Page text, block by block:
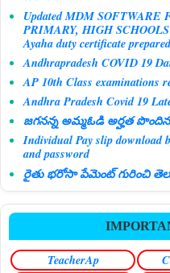
Updated MDM SOFTWARE
PRIMARY, HIGH
Ayaha duty certificate
Andhrapradesh COVID 19
AP 10th Class examinations
Andhra Pradesh Covid 19
జగనన్న అమ్మఓడి అర్హత పొందిన
Individual Pay slip download
and password
రైతు భరోసా పేమెంట్ గురించి
TeacherAp